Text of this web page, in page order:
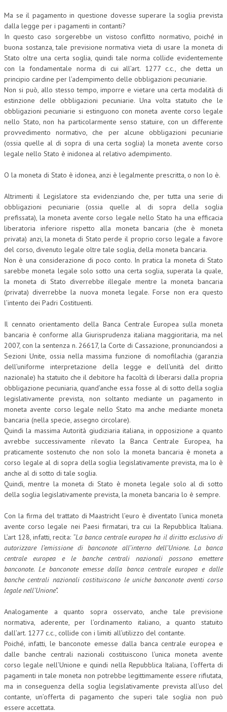
TAX RISK MANAGEMENT
CRIMINOLOGIA TRIBUTARIA
CFC E PARADISI FISCALI
TRANSFER PRICING
PRASSI
AMMINISTRATIVA
GIURISPRUDENZA
EUROPEA
COSTITUZIONALE
CIVILE
TRIBUTARIA
PENALE
NEWS
ARCHIVIO EVENTI (FINO AL 2022)
PUBBLICAZIONI
BOLLETTINO FINANZIAMENTI
TELEGRAM
DOCUMENTI
MANUALI E MONOGRAFIE
TESI DI LAUREA
INVITI E PROMOZIONI
Ma se il pagamento in questione dovesse superare la soglia prevista
dalla legge per i pagamenti in contanti?
In questo caso sorgerebbe un vistoso conflitto normativo, poiché in
buona sostanza, tale previsione normativa vieta di usare la moneta di
Stato oltre una certa soglia, quindi tale norma collide evidentemente
con la fondamentale norma di cui all’art. 1277 c.c., che detta un
principio cardine per l’adempimento delle obbligazioni pecuniarie.
Non si può, allo stesso tempo, imporre e vietare una certa modalità di
estinzione delle obbligazioni pecuniarie. Una volta statuito che le
obbligazioni pecuniarie si estinguono con moneta avente corso legale
nello Stato, non ha particolarmente senso statuire, con un differente
provvedimento normativo, che per alcune obbligazioni pecuniarie
(ossia quelle al di sopra di una certa soglia) la moneta avente corso
legale nello Stato è inidonea al relativo adempimento.
O la moneta di Stato è idonea, anzi è legalmente prescritta, o non lo è.
Altrimenti il Legislatore sta evidenziando che, per tutta una serie di
obbligazioni pecuniarie (ossia quelle al di sopra della soglia
prefissata), la moneta avente corso legale nello Stato ha una efficacia
liberatoria inferiore rispetto alla moneta bancaria (che è moneta
privata) anzi, la moneta di Stato perde il proprio corso legale a favore
del corso, divenuto legale oltre tale soglia, della moneta bancaria.
Non è una considerazione di poco conto. In pratica la moneta di Stato
sarebbe moneta legale solo sotto una certa soglia, superata la quale,
la moneta di Stato diverrebbe illegale mentre la moneta bancaria
(privata) diverrebbe la nuova moneta legale. Forse non era questo
l’intento dei Padri Costituenti.
Il cennato orientamento della Banca Centrale Europea sulla moneta
bancaria è conforme alla Giurisprudenza italiana maggioritaria, ma nel
2007, con la sentenza n. 26617, la Corte di Cassazione, pronunciandosi a
Sezioni Unite, ossia nella massima funzione di nomofilachia (garanzia
dell’uniforme interpretazione della legge e dell’unità del diritto
nazionale) ha statuito che il debitore ha facoltà di liberarsi dalla propria
obbligazione pecuniaria, quand’anche essa fosse al di sotto della soglia
legislativamente prevista, non soltanto mediante un pagamento in
moneta avente corso legale nello Stato ma anche mediante moneta
bancaria (nella specie, assegno circolare).
Quindi la massima Autorità giudiziaria italiana, in opposizione a quanto
avrebbe successivamente rilevato la Banca Centrale Europea, ha
praticamente sostenuto che non solo la moneta bancaria è moneta a
corso legale al di sopra della soglia legislativamente prevista, ma lo è
anche al di sotto di tale soglia.
Quindi, mentre la moneta di Stato è moneta legale solo al di sotto
della soglia legislativamente prevista, la moneta bancaria lo è sempre.
Con la firma del trattato di Maastricht l’euro è diventato l’unica moneta
avente corso legale nei Paesi firmatari, tra cui la Repubblica Italiana.
L’art 128, infatti, recita: “La banca centrale europea ha il diritto esclusivo di
autorizzare l’emissione di banconote all’interno dell’Unione. La banca
centrale europea e le banche centrali nazionali possono emettere
banconote. Le banconote emesse dalla banca centrale europea e dalle
banche centrali nazionali costituiscono le uniche banconote aventi corso
legale nell’Unione”.
Analogamente a quanto sopra osservato, anche tale previsione
normativa, aderente, per l’ordinamento italiano, a quanto statuito
dall’art. 1277 c.c., collide con i limiti all’utilizzo del contante.
Poiché, infatti, le banconote emesse dalla banca centrale europea e
dalle banche centrali nazionali costituiscono l’unica moneta avente
corso legale nell’Unione e quindi nella Repubblica Italiana, l’offerta di
pagamenti in tale moneta non potrebbe legittimamente essere rifiutata,
ma in conseguenza della soglia legislativamente prevista all’uso del
contante, un’offerta di pagamento che superi tale soglia non può
essere accettata.